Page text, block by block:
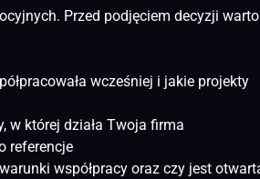
Przed podjęciem decyzji warto
wcześniej i jakie projekty
w której działa Twoja firma
referencje
współpracy oraz czy jest